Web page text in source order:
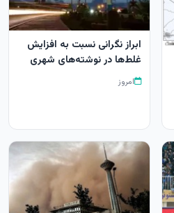
ابراز نگرانی نسبت به افزایش
غلط‌ها در نوشته‌های شهری
امروز